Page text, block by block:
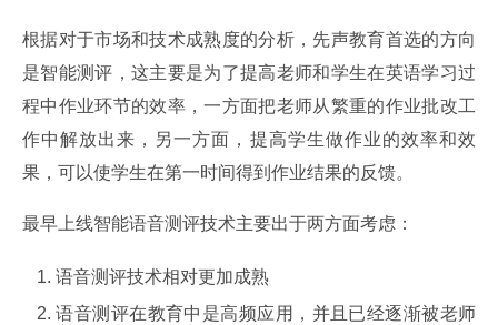
根据对于市场和技术成熟度的分析，先声教育首选的方向
是智能测评，这主要是为了提高老师和学生在英语学习过
程中作业环节的效率，一方面把老师从繁重的作业批改工
作中解放出来，另一方面，提高学生做作业的效率和效
果，可以使学生在第一时间得到作业结果的反馈。
最早上线智能语音测评技术主要出于两方面考虑：
语音测评技术相对更加成熟
语音测评在教育中是高频应用，并且已经逐渐被老师